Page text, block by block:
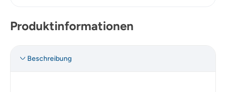
Produktinformationen
Beschreibung